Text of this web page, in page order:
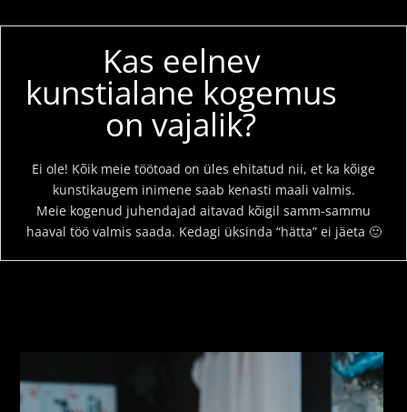
Kas eelnev
kunstialane kogemus
on vajalik?
Ei ole! Kõik meie töötoad on üles ehitatud nii, et ka kõige
kunstikaugem inimene saab kenasti maali valmis.
Meie kogenud juhendajad aitavad kõigil samm-sammu
haaval töö valmis saada. Kedagi üksinda “hätta” ei jäeta 🙂